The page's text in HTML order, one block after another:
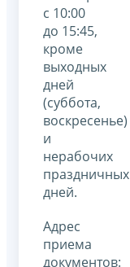
с 10:00
до 15:45,
кроме
выходных
дней
(суббота,
воскресенье)
и
нерабочих
праздничных
дней.
Адрес
приема
документов: